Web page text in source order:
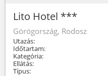
Lito Hotel ***
Görögország, Rodosz
Utazás:
Időtartam:
Kategória:
Ellátás:
Típus: